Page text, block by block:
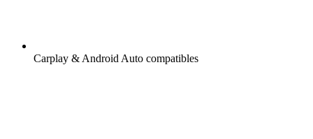
Carplay & Android Auto compatibles